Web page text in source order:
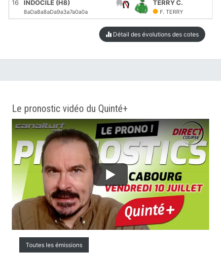
16 INDOCILE (H8)
8aDa8a8aDa9a3a7a0a0a
TERRY C.
F. TERRY
Détail des évolutions des cotes
Le pronostic vidéo du Quinté+
Toutes les émissions